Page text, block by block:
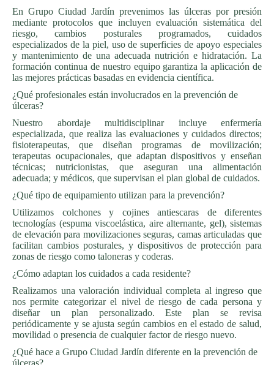
En Grupo Ciudad Jardín prevenimos las úlceras por presión
mediante protocolos que incluyen evaluación sistemática del
riesgo, cambios posturales programados, cuidados
especializados de la piel, uso de superficies de apoyo especiales
y mantenimiento de una adecuada nutrición e hidratación. La
formación continua de nuestro equipo garantiza la aplicación de
las mejores prácticas basadas en evidencia científica.
¿Qué profesionales están involucrados en la prevención de
úlceras?
Nuestro abordaje multidisciplinar incluye enfermería
especializada, que realiza las evaluaciones y cuidados directos;
fisioterapeutas, que diseñan programas de movilización;
terapeutas ocupacionales, que adaptan dispositivos y enseñan
técnicas; nutricionistas, que aseguran una alimentación
adecuada; y médicos, que supervisan el plan global de cuidados.
¿Qué tipo de equipamiento utilizan para la prevención?
Utilizamos colchones y cojines antiescaras de diferentes
tecnologías (espuma viscoelástica, aire alternante, gel), sistemas
de elevación para movilizaciones seguras, camas articuladas que
facilitan cambios posturales, y dispositivos de protección para
zonas de riesgo como taloneras y coderas.
¿Cómo adaptan los cuidados a cada residente?
Realizamos una valoración individual completa al ingreso que
nos permite categorizar el nivel de riesgo de cada persona y
diseñar un plan personalizado. Este plan se revisa
periódicamente y se ajusta según cambios en el estado de salud,
movilidad o presencia de cualquier factor de riesgo nuevo.
¿Qué hace a Grupo Ciudad Jardín diferente en la prevención de
úlceras?